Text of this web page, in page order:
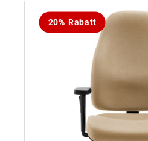
20% Rabatt